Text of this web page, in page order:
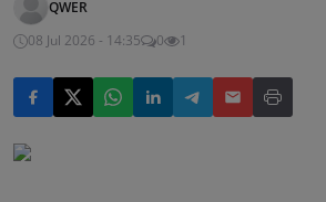
QWER
08 Jul 2026 - 14:35
0 1